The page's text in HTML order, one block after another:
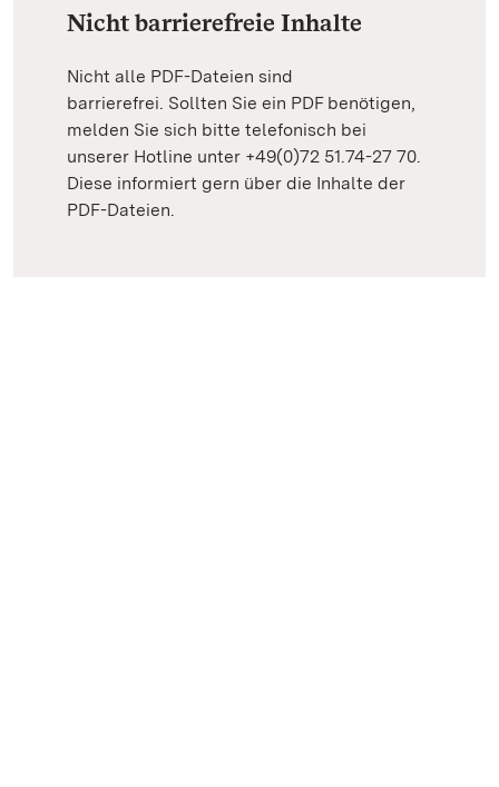
Nicht barrierefreie Inhalte
Nicht alle PDF-Dateien sind
barrierefrei. Sollten Sie ein PDF benötigen,
melden Sie sich bitte telefonisch bei
unserer Hotline unter +49(0)72 51.74-27 70.
Diese informiert gern über die Inhalte der
PDF-Dateien.